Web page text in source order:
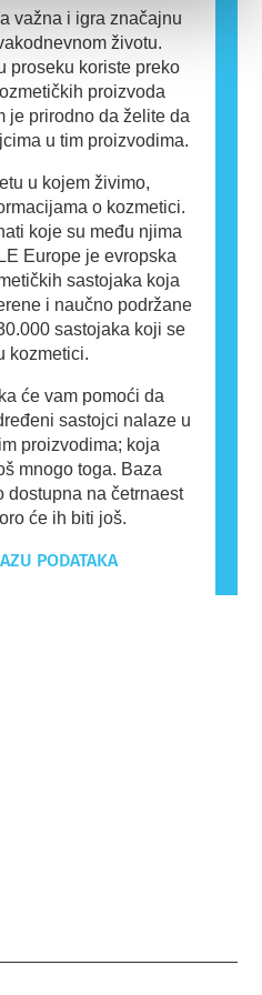
važna i igra značajnu
životu.
proseku koriste preko
proizvoda
je prirodno da želite da
u tim proizvodima.
u kojem živimo,
o kozmetici.
koje su među njima
Europe je evropska
sastojaka koja
i naučno podržane
sastojaka koji se
kozmetici.
će vam pomoći da
sastojci nalaze u
proizvodima; koja
mnogo toga. Baza
dostupna na četrnaest
će ih biti još.
PODATAKA